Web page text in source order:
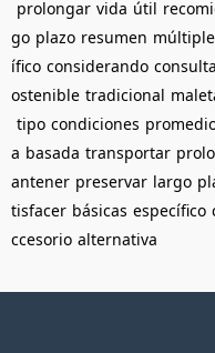
prolongar vida útil
go plazo resumen
ífico considerando
ostenible tradicional
tipo condiciones
a basada transportar
antener preservar largo
tisfacer básicas específico
ccesorio alternativa